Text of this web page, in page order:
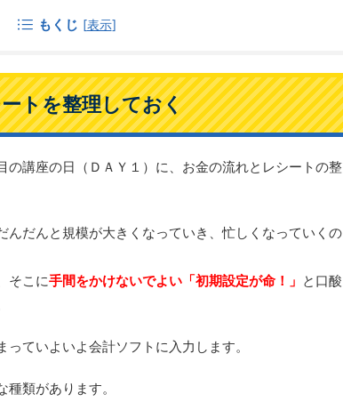
もくじ [表示]
トを整理しておく
の講座の日（ＤＡＹ１）に、お金の流れとレシートの整
んだんと規模が大きくなっていき、忙しくなっていくの
そこに手間をかけないでよい「初期設定が命！」 と口酸
ていよいよ会計ソフトに入力します。
類があります。